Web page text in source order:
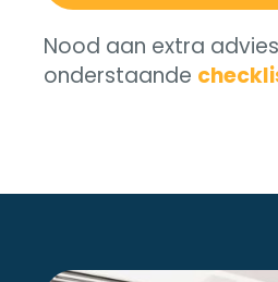
Nood aan extra
onderstaande